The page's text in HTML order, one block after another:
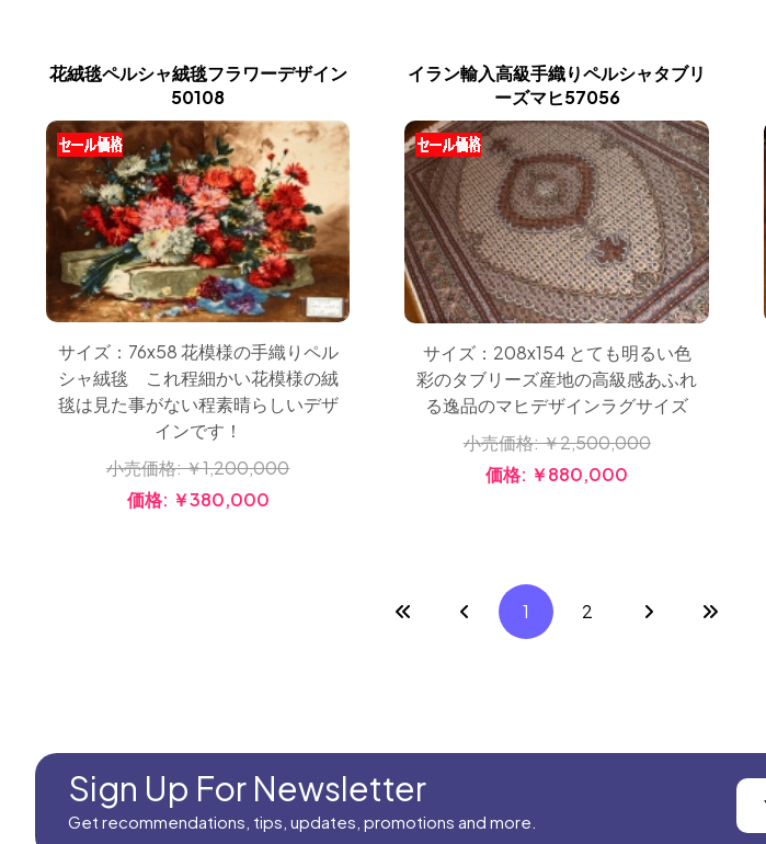
花絨毯ペルシャ絨毯フラワーデザイン
50108
サイズ：76x58 花模様の手織りペル
シャ絨毯 これ程細かい花模様の絨
毯は見た事がない程素晴らしいデザ
インです！
小売価格:￥1,200,000
価格: ￥380,000
イラン輸入高級手織りペルシャタブリ
ーズマヒ57056
サイズ：208x154 とても明るい色
彩のタブリーズ産地の高級感あふれ
る逸品のマヒデザインラグサイズ
小売価格:￥2,500,000
価格: ￥880,000
1 2
Sign Up For Newsletter
Get recommendations, tips, updates, promotions and more.